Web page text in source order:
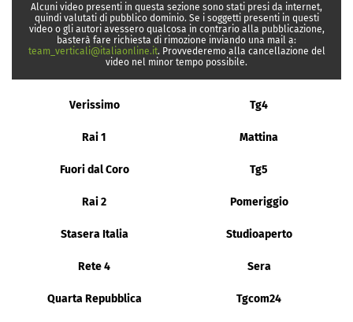
Alcuni video presenti in questa sezione sono stati presi da internet,
quindi valutati di pubblico dominio. Se i soggetti presenti in questi
video o gli autori avessero qualcosa in contrario alla pubblicazione,
basterà fare richiesta di rimozione inviando una mail a:
team_verticali@italiaonline.it. Provvederemo alla cancellazione del
video nel minor tempo possibile.
Verissimo Tg4
Rai 1 Mattina
Fuori dal Coro Tg5
Rai 2 Pomeriggio
Stasera Italia Studioaperto
Rete 4 Sera
Quarta Repubblica Tgcom24